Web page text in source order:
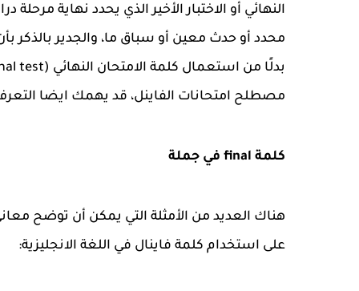
النهائي أو الاختبار الأخير الذي يحدد نهاية
محدد أو حدث معين أو سباق ما، والجدير بالذكر
مصطلح امتحانات الفاينل، قد يهمك ايضا
كلمة final في جملة
هناك العديد من الأمثلة التي يمكن أن توضح
على استخدام كلمة فاينال في اللغة الانجليزية: